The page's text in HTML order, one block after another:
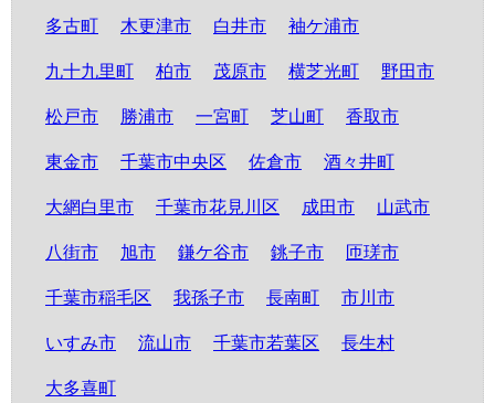
多古町 木更津市 白井市 袖ケ浦市
九十九里町 柏市 茂原市 横芝光町 野田市
松戸市 勝浦市 一宮町 芝山町 香取市
東金市 千葉市中央区 佐倉市 酒々井町
大網白里市 千葉市花見川区 成田市 山武市
八街市 旭市 鎌ケ谷市 銚子市 匝瑳市
千葉市稲毛区 我孫子市 長南町 市川市
いすみ市 流山市 千葉市若葉区 長生村
大多喜町